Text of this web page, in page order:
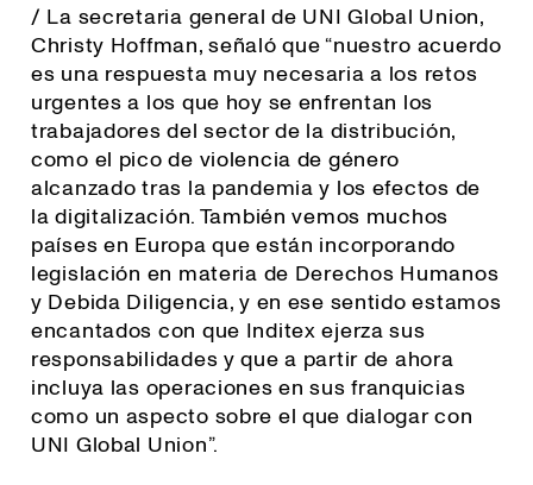
/ La secretaria general de UNI Global Union,
Christy Hoffman, señaló que “nuestro acuerdo
es una respuesta muy necesaria a los retos
urgentes a los que hoy se enfrentan los
trabajadores del sector de la distribución,
como el pico de violencia de género
alcanzado tras la pandemia y los efectos de
la digitalización. También vemos muchos
países en Europa que están incorporando
legislación en materia de Derechos Humanos
y Debida Diligencia, y en ese sentido estamos
encantados con que Inditex ejerza sus
responsabilidades y que a partir de ahora
incluya las operaciones en sus franquicias
como un aspecto sobre el que dialogar con
UNI Global Union”.